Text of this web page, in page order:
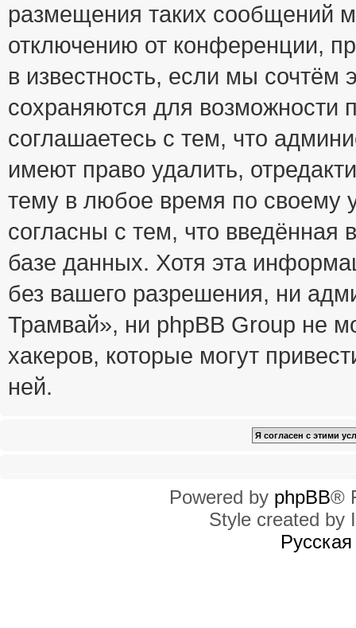
размещения таких сообщений
отключению от конференции,
в известность, если мы
сохраняются для возможности
соглашаетесь с тем, что
имеют право удалить,
тему в любое время по своему
согласны с тем, что
базе данных. Хотя эта
без вашего разрешения, ни
Трамвай», ни phpBB Group не
хакеров, которые могут
ней.
Powered by phpBB®
Style created by